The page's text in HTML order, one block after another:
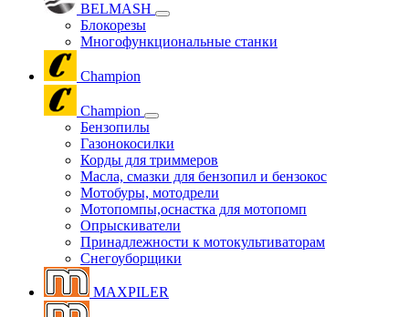
BELMASH
Блокорезы
Многофункциональные станки
Champion
Champion
Бензопилы
Газонокосилки
Корды для триммеров
Масла, смазки для бензопил и бензокос
Мотобуры, мотодрели
Мотопомпы,оснастка для мотопомп
Опрыскиватели
Принадлежности к мотокультиваторам
Снегоуборщики
MAXPILER